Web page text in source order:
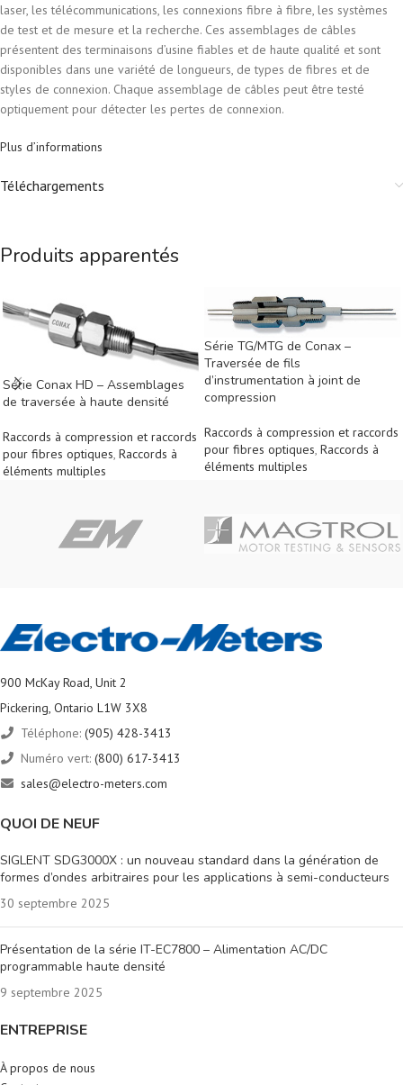
laser, les télécommunications, les connexions fibre à fibre, les systèmes
de test et de mesure et la recherche. Ces assemblages de câbles
présentent des terminaisons d’usine fiables et de haute qualité et sont
disponibles dans une variété de longueurs, de types de fibres et de
styles de connexion. Chaque assemblage de câbles peut être testé
optiquement pour détecter les pertes de connexion.
Plus d’informations
Téléchargements
Produits apparentés
Série Conax HD – Assemblages
de traversée à haute densité
Raccords à compression et raccords
pour fibres optiques, Raccords à
éléments multiples
Série TG/MTG de Conax –
Traversée de fils
d’instrumentation à joint de
compression
Raccords à compression et raccords
pour fibres optiques, Raccords à
éléments multiples
900 McKay Road, Unit 2
Pickering, Ontario L1W 3X8
Téléphone: (905) 428-3413
Numéro vert: (800) 617-3413
sales@electro-meters.com
QUOI DE NEUF
SIGLENT SDG3000X : un nouveau standard dans la génération de
formes d’ondes arbitraires pour les applications à semi-conducteurs
30 septembre 2025
Présentation de la série IT-EC7800 – Alimentation AC/DC
programmable haute densité
9 septembre 2025
ENTREPRISE
À propos de nous